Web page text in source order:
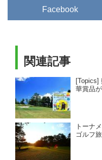
Facebook
関連記事
[Topics]
華賞品
トーナ
ゴルフ